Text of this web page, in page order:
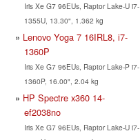
Iris Xe G7 96EUs, Raptor Lake-U i7-
1355U, 13.30", 1.362 kg
Lenovo Yoga 7 16IRL8, i7-
1360P
Iris Xe G7 96EUs, Raptor Lake-P i7-
1360P, 16.00", 2.04 kg
HP Spectre x360 14-
ef2038no
Iris Xe G7 96EUs, Raptor Lake-U i7-